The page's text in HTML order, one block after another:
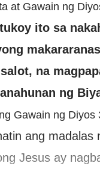
at Gawain ng
ito sa
na
ng
Gawain ng Diyos
ang
Jesus ay